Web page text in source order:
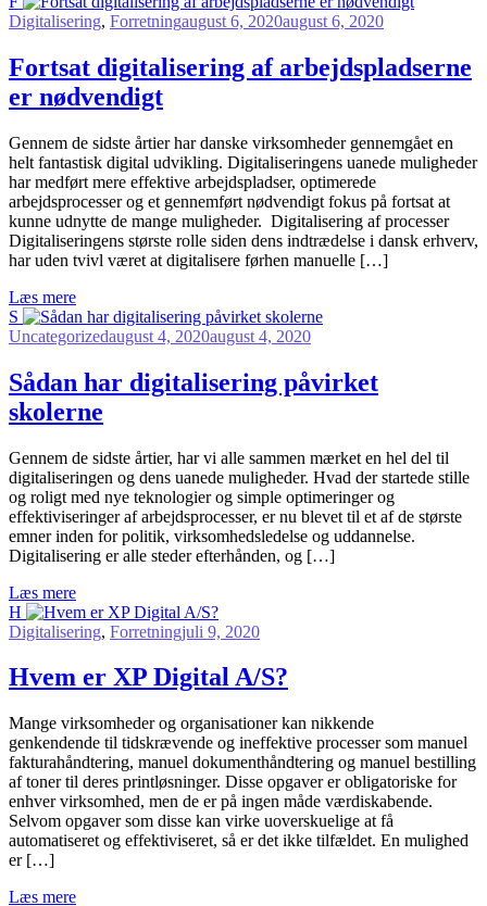
Digitalisering, Forretningaugust 6, 2020august 6, 2020
Fortsat digitalisering af arbejdspladserne
er nødvendigt
Gennem de sidste årtier har danske virksomheder gennemgået en
helt fantastisk digital udvikling. Digitaliseringens uanede muligheder
har medført mere effektive arbejdspladser, optimerede
arbejdsprocesser og et gennemført nødvendigt fokus på fortsat at
kunne udnytte de mange muligheder. Digitalisering af processer
Digitaliseringens største rolle siden dens indtrædelse i dansk erhverv,
har uden tvivl været at digitalisere førhen manuelle […]
Læs mere
S
Uncategorizedaugust 4, 2020august 4, 2020
Sådan har digitalisering påvirket
skolerne
Gennem de sidste årtier, har vi alle sammen mærket en hel del til
digitaliseringen og dens uanede muligheder. Hvad der startede stille
og roligt med nye teknologier og simple optimeringer og
effektiviseringer af arbejdsprocesser, er nu blevet til et af de største
emner inden for politik, virksomhedsledelse og uddannelse.
Digitalisering er alle steder efterhånden, og […]
Læs mere
H
Digitalisering, Forretningjuli 9, 2020
Hvem er XP Digital A/S?
Mange virksomheder og organisationer kan nikkende
genkendende til tidskrævende og ineffektive processer som manuel
fakturahåndtering, manuel dokumenthåndtering og manuel bestilling
af toner til deres printløsninger. Disse opgaver er obligatoriske for
enhver virksomhed, men de er på ingen måde værdiskabende.
Selvom opgaver som disse kan virke uoverskuelige at få
automatiseret og effektiviseret, så er det ikke tilfældet. En mulighed
er […]
Læs mere